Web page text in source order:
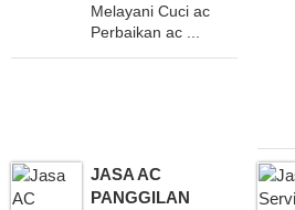
Melayani Cuci ac
Perbaikan ac ...
JASA AC
PANGGILAN